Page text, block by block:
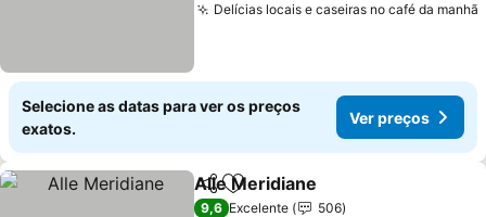
Delícias locais e caseiras no café da manhã
Selecione as datas para ver os preços
exatos.
Ver preços
PartilharAdicionar aos favoritos
Alle Meridiane
9,6 Excelente
506